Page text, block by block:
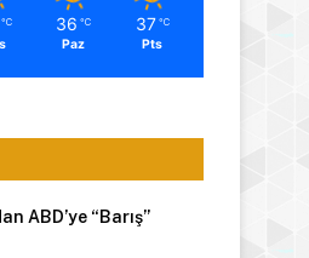
℃ 36 ℃
Paz
37 ℃
Pts
ABD’ye “Barış”